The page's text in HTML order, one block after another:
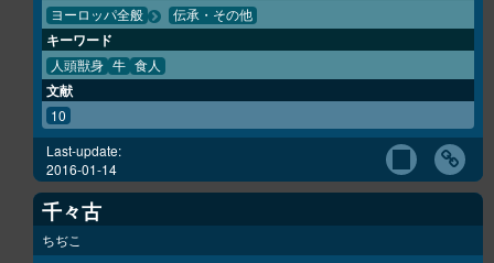
ヨーロッパ全般 伝承・その他
キーワード
人頭獣身 牛 食人
文献
10
Last-update:
2016-01-14
千々古
ちぢこ